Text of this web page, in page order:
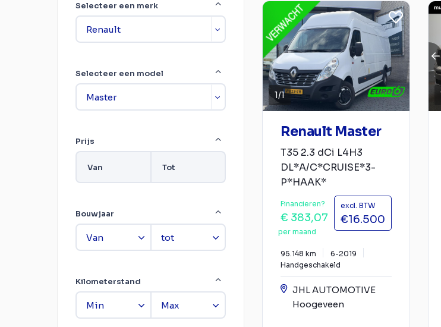
Selecteer een merk
Selecteer een model
Prijs
Van Tot
Bouwjaar
Kilometerstand
1/1
Renault Master
T35 2.3 dCi L4H3
DL*A/C*CRUISE*3-
P*HAAK*
Financieren?
€ 383,07
per maand
excl. BTW
€16.500
95.148 km
6-2019
Handgeschakeld
JHL AUTOMOTIVE
Hoogeveen